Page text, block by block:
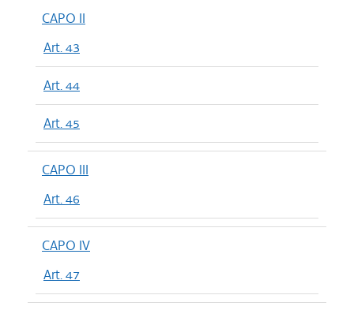
CAPO II
Art. 43
Art. 44
Art. 45
CAPO III
Art. 46
CAPO IV
Art. 47